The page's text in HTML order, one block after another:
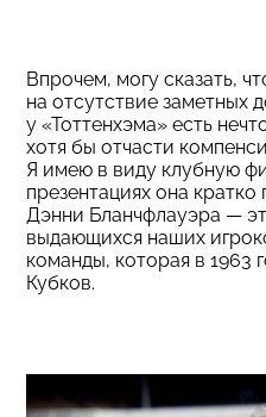
Впрочем, могу сказать,
на отсутствие заметных
у «Тоттенхэма» есть
хотя бы отчасти
Я имею в виду клубную
презентациях она
Дэнни Бланчфлауэра —
выдающихся наших
команды, которая в 1963
Кубков.